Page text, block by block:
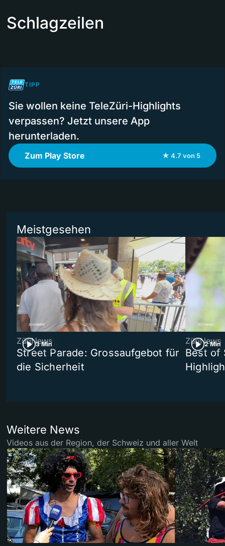
Schlagzeilen
TIPP
Sie wollen keine TeleZüri-Highlights
verpassen? Jetzt unsere App
herunterladen.
Zum Play Store ★ 4.7 von 5
Meistgesehen
3 Min
ZüriNews
Street Parade: Grossaufgebot für
die Sicherheit
2 Min
ZüriNews
Best of
Weitere News
Videos aus der Region, der Schweiz und aller Welt